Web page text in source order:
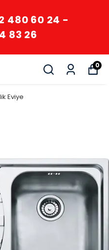
480 60 24 -
83 26
0
Eviye